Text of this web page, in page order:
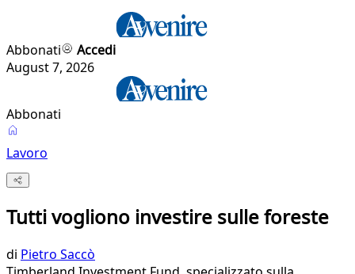
Abbonati
Accedi
August 7, 2026
Abbonati
Lavoro
Tutti vogliono investire sulle foreste
di Pietro Saccò